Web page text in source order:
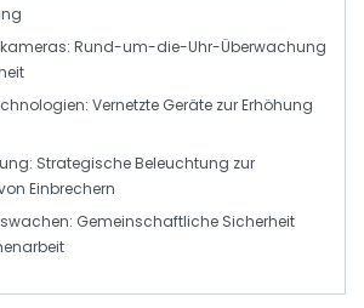
: Rund-um-die-Uhr-Überwachung
: Vernetzte Geräte zur Erhöhung
: Strategische Beleuchtung zur
Einbrechern
: Gemeinschaftliche Sicherheit